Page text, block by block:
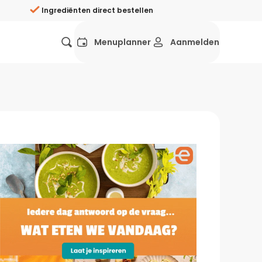
Ingrediënten direct bestellen
Gezonde recepten
Recepten avondeten
Makkelijke recepten
Menuplanner Aanmelden